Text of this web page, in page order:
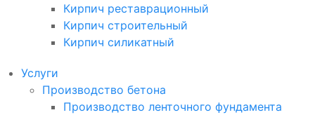
Кирпич реставрационный
Кирпич строительный
Кирпич силикатный
Услуги
Производство бетона
Производство ленточного фундамента